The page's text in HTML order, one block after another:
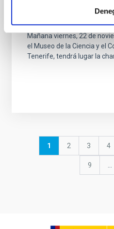
Charla pública:
Mañana viernes, 22 de
el Museo de la Ciencia y el
Tenerife, tendrá lugar la
PaginaciónPágina
1 Página
2 Página
3 4
Página
9